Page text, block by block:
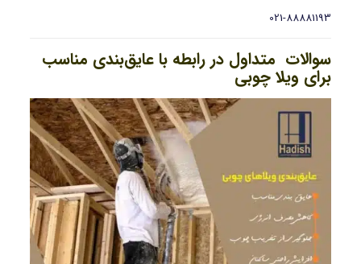
021-88881193
سوالات متداول در رابطه با عایق‌بندی مناسب
برای ویلا چوبی